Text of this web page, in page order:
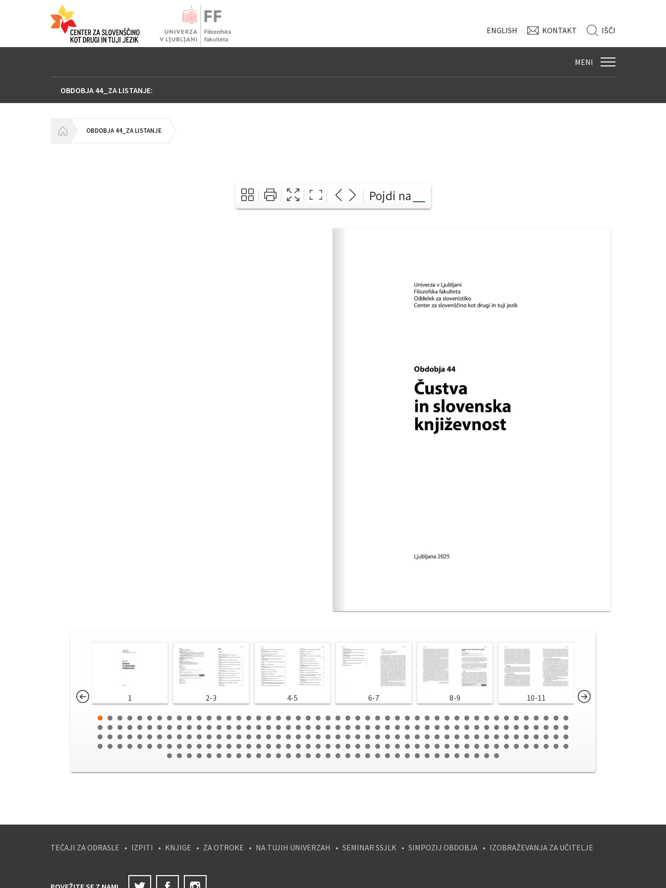
ENGLISH KONTAKT IŠČI
MENI
OBDOBJA 44_ZA LISTANJE:
HOMEPAGE
OBDOBJA 44_ZA LISTANJE
Pojdi na
1 2-3 4-5 6-7 8-9 10-11
TEČAJI ZA ODRASLE IZPITI KNJIGE ZA OTROKE NA TUJIH UNIVERZAH SEMINAR SSJLK SIMPOZIJ OBDOBJA IZOBRAŽEVANJA ZA UČITELJE
Twitter Facebook